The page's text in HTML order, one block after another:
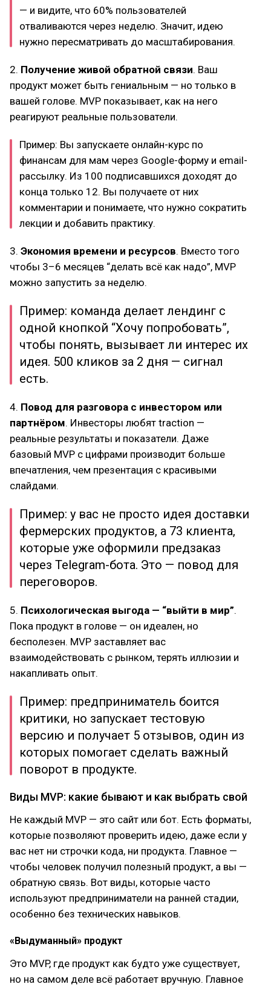
— и видите, что 60% пользователей
отваливаются через неделю. Значит, идею
нужно пересматривать до масштабирования.
2. Получение живой обратной связи. Ваш
продукт может быть гениальным — но только в
вашей голове. MVP показывает, как на него
реагируют реальные пользователи.
Пример: Вы запускаете онлайн-курс по
финансам для мам через Google-форму и email-
рассылку. Из 100 подписавшихся доходят до
конца только 12. Вы получаете от них
комментарии и понимаете, что нужно сократить
лекции и добавить практику.
3. Экономия времени и ресурсов. Вместо того
чтобы 3–6 месяцев “делать всё как надо”, MVP
можно запустить за неделю.
Пример: команда делает лендинг с
одной кнопкой “Хочу попробовать”,
чтобы понять, вызывает ли интерес их
идея. 500 кликов за 2 дня — сигнал
есть.
4. Повод для разговора с инвестором или
партнёром. Инвесторы любят traction —
реальные результаты и показатели. Даже
базовый MVP с цифрами производит больше
впечатления, чем презентация с красивыми
слайдами.
Пример: у вас не просто идея доставки
фермерских продуктов, а 73 клиента,
которые уже оформили предзаказ
через Telegram-бота. Это — повод для
переговоров.
5. Психологическая выгода — “выйти в мир”.
Пока продукт в голове — он идеален, но
бесполезен. MVP заставляет вас
взаимодействовать с рынком, терять иллюзии и
накапливать опыт.
Пример: предприниматель боится
критики, но запускает тестовую
версию и получает 5 отзывов, один из
которых помогает сделать важный
поворот в продукте.
Виды MVP: какие бывают и как выбрать свой
Не каждый MVP — это сайт или бот. Есть форматы,
которые позволяют проверить идею, даже если у
вас нет ни строчки кода, ни продукта. Главное —
чтобы человек получил полезный продукт, а вы —
обратную связь. Вот виды, которые часто
используют предприниматели на ранней стадии,
особенно без технических навыков.
«Выдуманный» продукт
Это MVP, где продукт как будто уже существует,
но на самом деле всё работает вручную. Главное